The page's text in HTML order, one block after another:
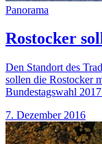
Panorama
Rostocker
Den Standort des
sollen die Rostocker
Bundestagswahl
7. Dezember 2016